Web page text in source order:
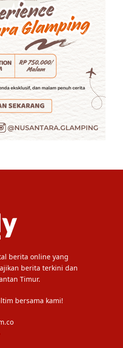
berita online yang
berita terkini dan
Timur.
bersama kami!